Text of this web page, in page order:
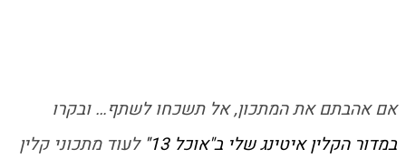
אם אהבתם את המתכון, אל תשכחו לשתף… ובקרו
במדור הקלין איטינג שלי ב"אוכל 13"
לעוד מתכוני קלין